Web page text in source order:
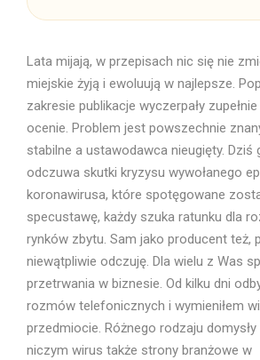
Lata mijają, w przepisach nic się nie
miejskie żyją i ewoluują w najlepsze.
zakresie publikacje wyczerpały
ocenie. Problem jest powszechnie
stabilne a ustawodawca nieugięty. Dziś
odczuwa skutki kryzysu wywołanego
koronawirusa, które spotęgowane
specustawę, każdy szuka ratunku dla
rynków zbytu. Sam jako producent też,
niewątpliwie odczuję. Dla wielu z Was
przetrwania w biznesie. Od kilku dni
rozmów telefonicznych i wymieniłem
przedmiocie. Różnego rodzaju
niczym wirus także strony branżowe w